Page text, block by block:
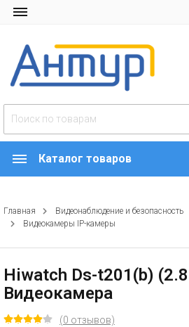
Каталог товаров
Главная Видеонаблюдение и безопасность
Видеокамеры IP-камеры
Hiwatch Ds-t201(b)
Видеокамера
(0 отзывов)